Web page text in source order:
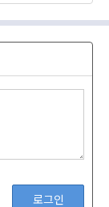
로그인